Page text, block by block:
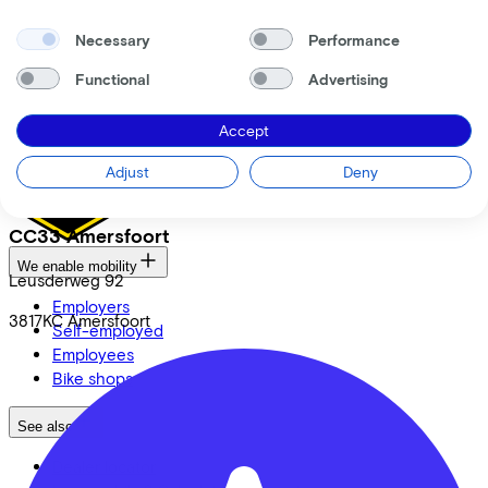
CC33 Amersfoort
Leusderweg 92
3817KC Amersfoort
Security & Privacy
Proud partner of
We enable mobility
Employers
Self-employed
Employees
Bike shops
See also
Necessary Performance
Functional Advertising
Accept
Adjust Deny